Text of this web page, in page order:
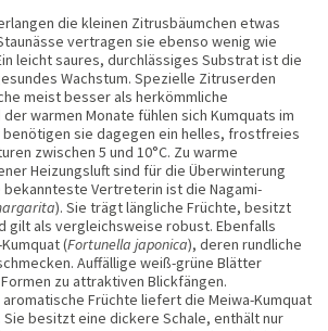
die kleinen Zitrusbäumchen etwas
vertragen sie ebenso wenig wie
leicht saures, durchlässiges Substrat ist die
Wachstum. Spezielle Zitruserden
meist besser als herkömmliche
warmen Monate fühlen sich Kumquats im
benötigen sie dagegen ein helles, frostfreies
zwischen 5 und 10°C. Zu warme
Heizungsluft sind für die Überwinterung
Vertreterin ist die Nagami-
). Sie trägt längliche Früchte, besitzt
gilt als vergleichsweise robust. Ebenfalls
(Fortunella japonica), deren rundliche
Auffällige weiß-grüne Blätter
zu attraktiven Blickfängen.
Früchte liefert die Meiwa-Kumquat
Sie besitzt eine dickere Schale, enthält nur